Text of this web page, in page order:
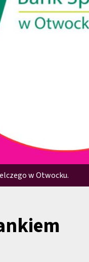
w Otwocku.